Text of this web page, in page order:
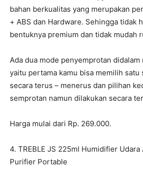
bahan berkualitas yang merupakan
+ ABS dan Hardware. Sehingga tidak
bentuknya premium dan tidak mudah
Ada dua mode penyemprotan
yaitu pertama kamu bisa memilih satu
secara terus – menerus dan pilihan
semprotan namun dilakukan secara
Harga mulai dari Rp. 269.000.
4. TREBLE JS 225ml Humidifier
Purifier Portable